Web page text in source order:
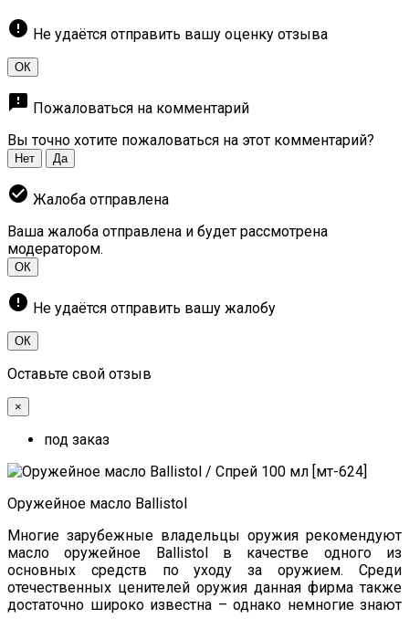
error Не удаётся отправить вашу оценку отзыва
ОК
feedback Пожаловаться на комментарий
Вы точно хотите пожаловаться на этот комментарий?
Нет Да
check_circle Жалоба отправлена
Ваша жалоба отправлена и будет рассмотрена
модератором.
ОК
error Не удаётся отправить вашу жалобу
ОК
Оставьте свой отзыв
×
под заказ
Оружейное масло Ballistol
Многие зарубежные владельцы оружия рекомендуют
масло оружейное Ballistol в качестве одного из
основных средств по уходу за оружием. Среди
отечественных ценителей оружия данная фирма также
достаточно широко известна – однако немногие знают